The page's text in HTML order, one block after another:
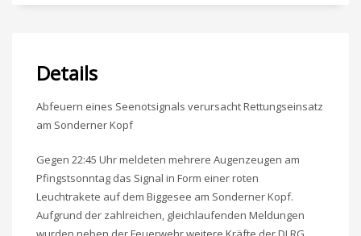
Details
Abfeuern eines Seenotsignals verursacht Rettungseinsatz
am Sonderner Kopf
Gegen 22:45 Uhr meldeten mehrere Augenzeugen am
Pfingstsonntag das Signal in Form einer roten
Leuchtrakete auf dem Biggesee am Sonderner Kopf.
Aufgrund der zahlreichen, gleichlaufenden Meldungen